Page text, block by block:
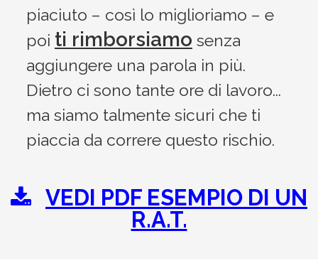
piaciuto – così lo miglioriamo – e
poi ti rimborsiamo senza
aggiungere una parola in più.
Dietro ci sono tante ore di lavoro...
ma siamo talmente sicuri che ti
piaccia da correre questo rischio.
VEDI PDF ESEMPIO DI UN
R.A.T.